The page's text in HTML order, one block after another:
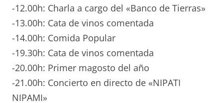
-12.00h: Charla a cargo del «Banco de Tierras»
-13.00h: Cata de vinos comentada
-14.00h: Comida Popular
-19.30h: Cata de vinos comentada
-20.00h: Primer magosto del año
-21.00h: Concierto en directo de «NIPATI
NIPAMI»